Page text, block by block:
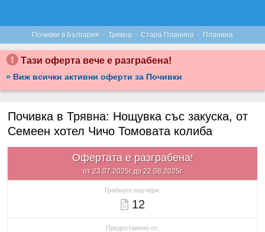
Почивки в България · Трявна · Стара Планина · Планина
Тази оферта вече е разграбена!
» Виж всички активни оферти за Почивки
Почивка в Трявна: Нощувка със закуска, от
Семеен хотел Чичо Томовата колиба
Офертата е разграбена!
от 23.07.2025г до 22.08.2025г
Грабнати ваучери:
12
Предоставено от: